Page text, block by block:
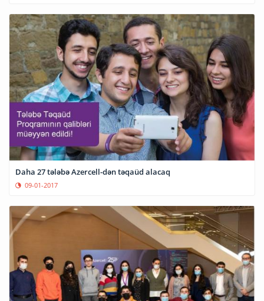
Daha 27 tələbə Azercell-dən təqaüd alacaq
09-01-2017